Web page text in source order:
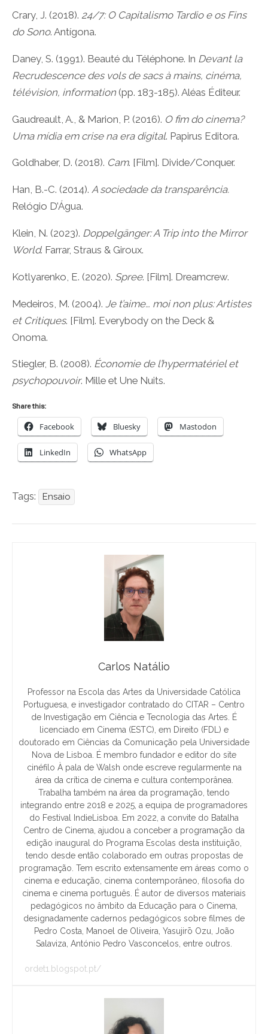
Crary, J. (2018). 24/7: O Capitalismo Tardio e os Fins
do Sono. Antígona.
Daney, S. (1991). Beauté du Téléphone. In Devant la
Recrudescence des vols de sacs à mains, cinéma,
télévision, information (pp. 183-185). Aléas Éditeur.
Gaudreault, A., & Marion, P. (2016). O fim do cinema?
Uma mídia em crise na era digital. Papirus Editora.
Goldhaber, D. (2018). Cam. [Film]. Divide/Conquer.
Han, B.-C. (2014). A sociedade da transparência.
Relógio D’Água.
Klein, N. (2023). Doppelgänger: A Trip into the Mirror
World. Farrar, Straus & Giroux.
Kotlyarenko, E. (2020). Spree. [Film]. Dreamcrew.
Medeiros, M. (2004). Je t’aime… moi non plus: Artistes
et Critiques. [Film]. Everybody on the Deck &
Onoma.
Stiegler, B. (2008). Économie de l’hypermatériel et
psychopouvoir. Mille et Une Nuits.
Share this:
Facebook Bluesky Mastodon
LinkedIn WhatsApp
Tags: Ensaio
Carlos Natálio
Professor na Escola das Artes da Universidade Católica
Portuguesa, e investigador contratado do CITAR – Centro
de Investigação em Ciência e Tecnologia das Artes. É
licenciado em Cinema (ESTC), em Direito (FDL) e
doutorado em Ciências da Comunicação pela Universidade
Nova de Lisboa. É membro fundador e editor do site
cinéfilo À pala de Walsh onde escreve regularmente na
área da crítica de cinema e cultura contemporânea.
Trabalha também na área da programação, tendo
integrando entre 2018 e 2025, a equipa de programadores
do Festival IndieLisboa. Em 2022, a convite do Batalha
Centro de Cinema, ajudou a conceber a programação da
edição inaugural do Programa Escolas desta instituição,
tendo desde então colaborado em outras propostas de
programação. Tem escrito extensamente em áreas como o
cinema e educação, cinema contemporâneo, filosofia do
cinema e cinema português. É autor de diversos materiais
pedagógicos no âmbito da Educação para o Cinema,
designadamente cadernos pedagógicos sobre filmes de
Pedro Costa, Manoel de Oliveira, Yasujirō Ozu, João
Salaviza, António Pedro Vasconcelos, entre outros.
ordet1.blogspot.pt/